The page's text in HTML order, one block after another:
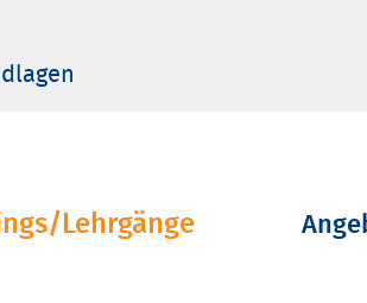
­Lehrgänge